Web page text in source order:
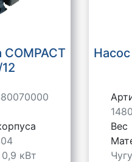
0,9 кВт
Насос
Вес